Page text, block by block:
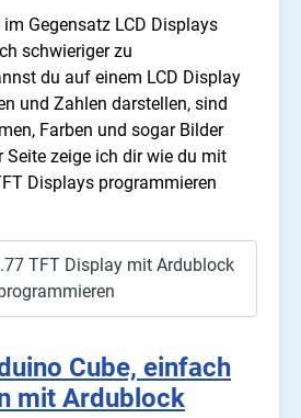
Gegensatz LCD Displays
schwieriger zu
du auf einem LCD Display
und Zahlen darstellen, sind
Farben und sogar Bilder
Seite zeige ich dir wie du mit
Displays programmieren
TFT Display mit Ardublock
Cube, einfach
mit Ardublock